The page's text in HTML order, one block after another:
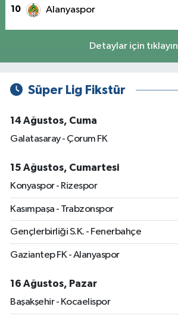
10 Alanyaspor
Detaylar için tıklayın
Süper Lig Fikstür
14 Ağustos, Cuma
Galatasaray - Çorum FK
15 Ağustos, Cumartesi
Konyaspor - Rizespor
Kasımpaşa - Trabzonspor
Gençlerbirliği S.K. - Fenerbahçe
Gaziantep FK - Alanyaspor
16 Ağustos, Pazar
Başakşehir - Kocaelispor